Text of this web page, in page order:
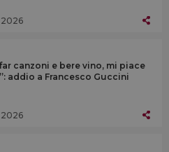
canzoni e bere vino, mi piace
addio a Francesco Guccini